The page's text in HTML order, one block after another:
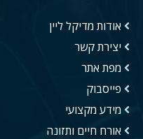
אודות מדיקל ליין
יצירת קשר
מפת אתר
פייסבוק
מידע מקצועי
אורח חיים ותזונה